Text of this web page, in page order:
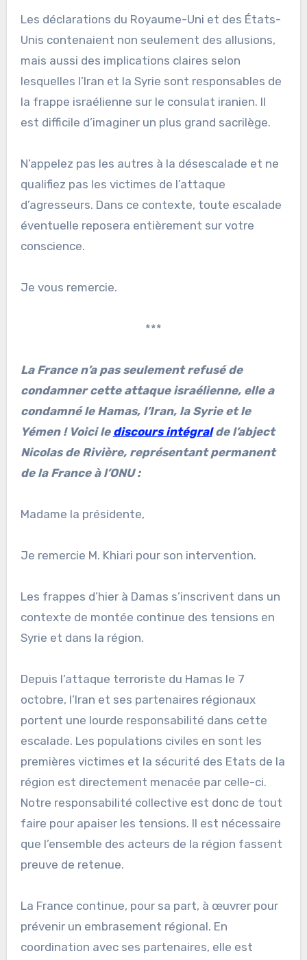
Les déclarations du Royaume-Uni et des États-
Unis contenaient non seulement des allusions,
mais aussi des implications claires selon
lesquelles l’Iran et la Syrie sont responsables de
la frappe israélienne sur le consulat iranien. Il
est difficile d’imaginer un plus grand sacrilège.
N’appelez pas les autres à la désescalade et ne
qualifiez pas les victimes de l’attaque
d’agresseurs. Dans ce contexte, toute escalade
éventuelle reposera entièrement sur votre
conscience.
Je vous remercie.
***
La France n’a pas seulement refusé de
condamner cette attaque israélienne, elle a
condamné le Hamas, l’Iran, la Syrie et le
Yémen ! Voici le discours intégralde l’abject
Nicolas de Rivière, représentant permanent
de la France à l’ONU :
Madame la présidente,
Je remercie M. Khiari pour son intervention.
Les frappes d’hier à Damas s’inscrivent dans un
contexte de montée continue des tensions en
Syrie et dans la région.
Depuis l’attaque terroriste du Hamas le 7
octobre, l’Iran et ses partenaires régionaux
portent une lourde responsabilité dans cette
escalade. Les populations civiles en sont les
premières victimes et la sécurité des Etats de la
région est directement menacée par celle-ci.
Notre responsabilité collective est donc de tout
faire pour apaiser les tensions. Il est nécessaire
que l’ensemble des acteurs de la région fassent
preuve de retenue.
La France continue, pour sa part, à œuvrer pour
prévenir un embrasement régional. En
coordination avec ses partenaires, elle est